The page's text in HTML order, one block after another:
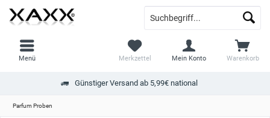
Günstiger Versand ab 5,99€ national
Warenkorb
Merkzettel Mein Konto
Menü
Parfum Proben